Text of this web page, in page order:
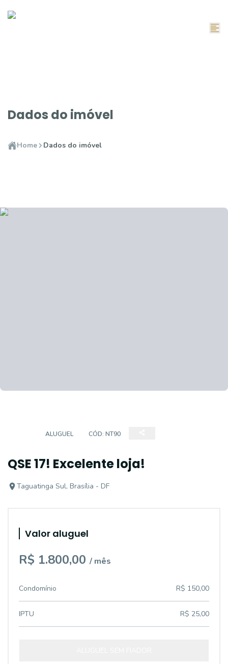
Dados do imóvel
Home Dados do imóvel
ALUGUEL CÓD: NT90
QSE 17! Excelente loja!
Taguatinga Sul, Brasília - DF
Valor aluguel
R$ 1.800,00 / mês
Condomínio R$ 150,00
IPTU R$ 25,00